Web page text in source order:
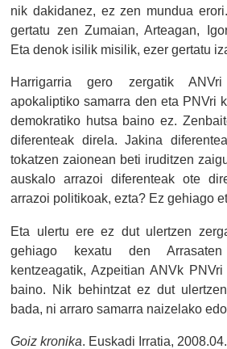
nik dakidanez, ez zen mundua
gertatu zen Zumaian, Arteagan,
Eta denok isilik misilik, ezer gertatu
Harrigarria gero zergatik
apokaliptiko samarra den eta PNVri
demokratiko hutsa baino ez.
diferenteak direla. Jakina
tokatzen zaionean beti iruditzen
auskalo arrazoi diferenteak ote
arrazoi politikoak, ezta? Ez gehiago
Eta ulertu ere ez dut ulertzen
gehiago kexatu den
kentzeagatik, Azpeitian ANVk
baino. Nik behintzat ez dut
bada, ni arraro samarra naizelako edo
Goiz kronika. Euskadi Irratia,